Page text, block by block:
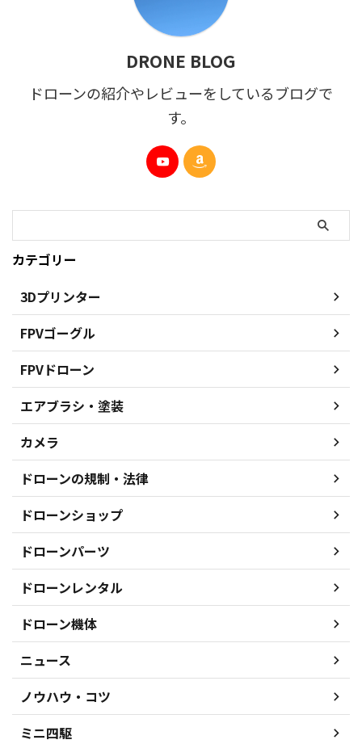
DRONE BLOG
ドローンの紹介やレビューをしているブログで
す。
カテゴリー
3Dプリンター
FPVゴーグル
FPVドローン
エアブラシ・塗装
カメラ
ドローンの規制・法律
ドローンショップ
ドローンパーツ
ドローンレンタル
ドローン機体
ニュース
ノウハウ・コツ
ミニ四駆